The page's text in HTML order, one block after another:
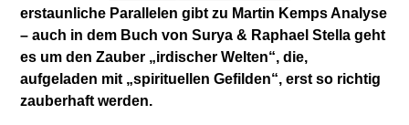
erstaunliche Parallelen gibt zu Martin Kemps Analyse
– auch in dem Buch von Surya & Raphael Stella geht
es um den Zauber „irdischer Welten“, die,
aufgeladen mit „spirituellen Gefilden“, erst so richtig
zauberhaft werden.